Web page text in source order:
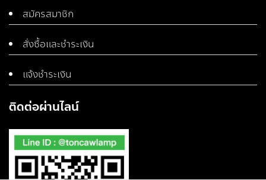
สมัครสมาชิก
สั่งซื้อและชำระเงิน
แจ้งชำระเงิน
ติดต่อผ่านไลน์